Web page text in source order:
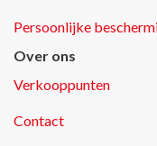
Persoonlijke
Over ons
Verkooppunten
Contact